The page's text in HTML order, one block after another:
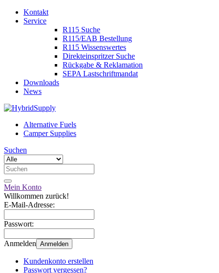
Kontakt
Service
R115 Suche
R115/EAB Bestellung
R115 Wissenswertes
Direkteinspritzer Suche
Rückgabe & Reklamation
SEPA Lastschriftmandat
Downloads
News
Alternative Fuels
Camper Supplies
Suchen
Mein Konto
Willkommen zurück!
E-Mail-Adresse:
Passwort:
Anmelden Anmelden
Kundenkonto erstellen
Passwort vergessen?